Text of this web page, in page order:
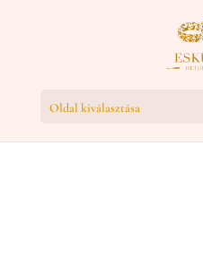
Oldal kiválasztása